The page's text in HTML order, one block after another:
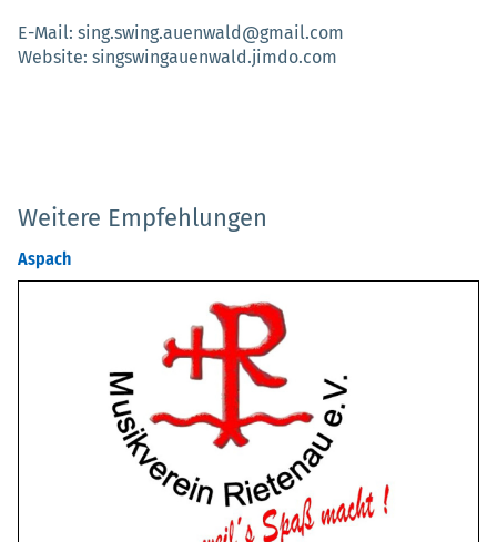
E-Mail sing.swing.auenwald@gmail.com
Website singswingauenwald.jimdo.com
Weitere Empfehlungen
Aspach